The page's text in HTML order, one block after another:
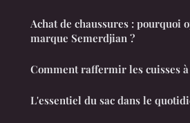
Achat de chaussures : pourquoi
marque Semerdjian ?
Comment raffermir les cuisses
L'essentiel du sac dans le